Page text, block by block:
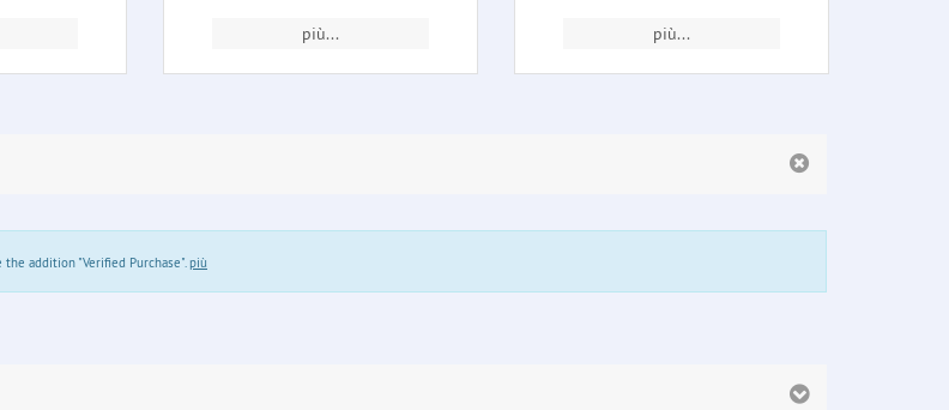
più... più...
addition "Verified Purchase".più